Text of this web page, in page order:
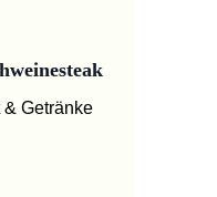
Getränke